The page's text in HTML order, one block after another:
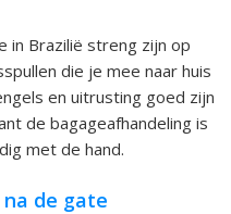
in Brazilië streng zijn op
die je mee naar huis
en uitrusting goed zijn
de bagageafhandeling is
met de hand.
de gate